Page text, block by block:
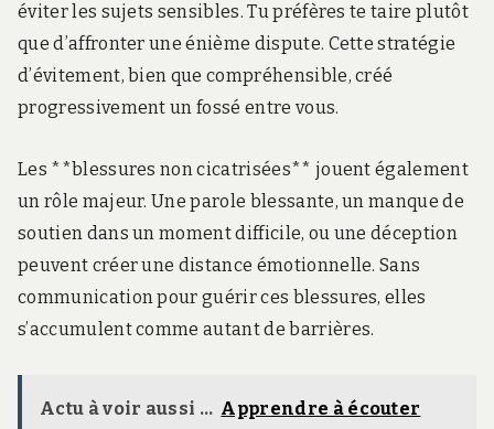
éviter les sujets sensibles. Tu préfères te taire plutôt
que d’affronter une énième dispute. Cette stratégie
d’évitement, bien que compréhensible, créé
progressivement un fossé entre vous.
Les **blessures non cicatrisées** jouent également
un rôle majeur. Une parole blessante, un manque de
soutien dans un moment difficile, ou une déception
peuvent créer une distance émotionnelle. Sans
communication pour guérir ces blessures, elles
s’accumulent comme autant de barrières.
Actu à voir aussi ... Apprendre à écouter